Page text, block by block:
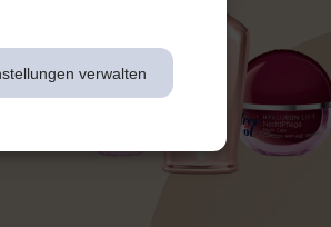
verwalten